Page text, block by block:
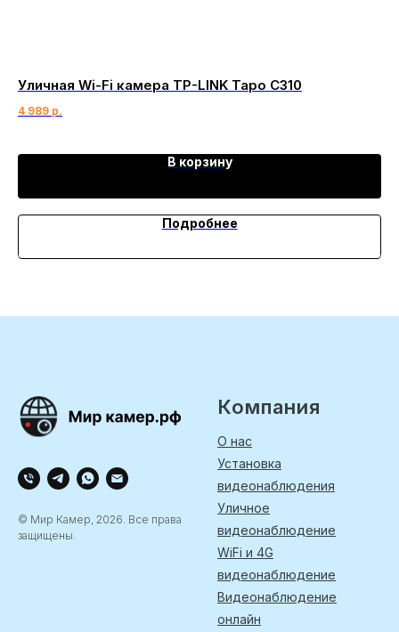
Уличная Wi-Fi камера TP-LINK Tapo C310
4 989 р.
В корзину
Подробнее
© Мир Камер, 2026. Все права
защищены.
Компания
О нас
Установка
видеонаблюдения
Уличное
видеонаблюдение
WiFi и 4G
видеонаблюдение
Видеонаблюдение
онлайн